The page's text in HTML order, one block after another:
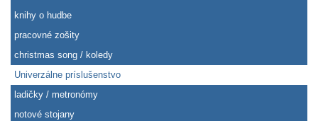
knihy o hudbe
pracovné zošity
christmas song / koledy
Univerzálne príslušenstvo
ladičky / metronómy
notové stojany